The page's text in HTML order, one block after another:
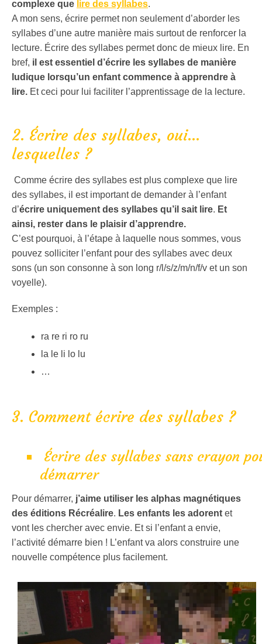
complexe que lire des syllabes.
A mon sens, écrire permet non seulement d’aborder les
syllabes d’une autre manière mais surtout de renforcer la
lecture. Écrire des syllabes permet donc de mieux lire. En
bref, il est essentiel d’écrire les syllabes de manière
ludique lorsqu’un enfant commence à apprendre à
lire. Et ceci pour lui faciliter l’apprentissage de la lecture.
2. Écrire des syllabes, oui…
lesquelles ?
Comme écrire des syllabes est plus complexe que lire
des syllabes, il est important de demander à l’enfant
d’écrire uniquement des syllabes qu’il sait lire. Et
ainsi, rester dans le plaisir d’apprendre.
C’est pourquoi, à l’étape à laquelle nous sommes, vous
pouvez solliciter l’enfant pour des syllabes avec deux
sons (un son consonne à son long r/l/s/z/m/n/f/v et un son
voyelle).
Exemples :
ra re ri ro ru
la le li lo lu
…
3. Comment écrire des syllabes ?
Écrire des syllabes sans crayon
démarrer
Pour démarrer, j’aime utiliser les alphas magnétiques
des éditions Récréalire. Les enfants les adorent et
vont les chercher avec envie. Et si l’enfant a envie,
l’activité démarre bien ! L’enfant va alors construire une
nouvelle compétence plus facilement.